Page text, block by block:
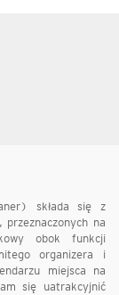
składa się z
przeznaczonych na
obok funkcji
organizera i
miejsca na
się uatrakcyjnić